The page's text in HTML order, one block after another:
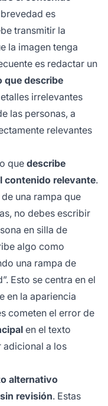
es
transmitir la
la imagen tenga
es redactar un
que describe
irrelevantes
las personas, a
relevantes
que describe
contenido relevante.
una rampa que
no debes escribir
en silla de
algo como
una rampa de
Esto se centra en el
en la apariencia
cometen el error de
en el texto
adicional a los
alternativo
revisión. Estas